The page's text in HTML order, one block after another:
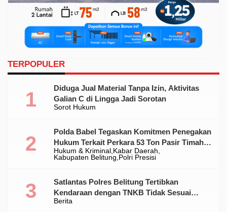
TERPOPULER
Sorot Hukum
Diduga Jual Material Tanpa Izin, Aktivitas
Galian C di Lingga Jadi Sorotan
Hukum & Kriminal Kabar Daerah
Kabupaten Belitung Polri Presisi
Polda Babel Tegaskan Komitmen Penegakan
Hukum Terkait Perkara 53 Ton Pasir Timah
Ilegal Di Belitung
Berita
Satlantas Polres Belitung Tertibkan
Kendaraan dengan TNKB Tidak Sesuai
Standar